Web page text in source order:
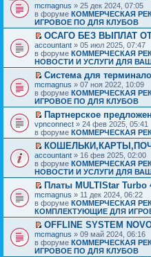
mcmagnus » 25 дек 2024, 07:05
в форуме КОММЕРЧЕСКАЯ
ИГРОВОЕ ПО ДЛЯ КЛУБОВ
ОСАГО БЕЗ ВЫПЛАТ ОТ
accountant » 05 июл 2025, 07:47
в форуме КОММЕРЧЕСКАЯ
НОВОСТИ И УСЛУГИ ДЛЯ
Система для
mcmagnus » 07 ноя 2022, 10:09
в форуме КОММЕРЧЕСКАЯ
ИГРОВОЕ ПО ДЛЯ КЛУБОВ
Партнерское
vpnconnect » 24 фев 2025, 05:41
в форуме КОММЕРЧЕСКАЯ
accountant » 16 фев 2025, 02:00
в форуме КОММЕРЧЕСКАЯ
НОВОСТИ И УСЛУГИ ДЛЯ
Платы MULTIStar Turbo
mcmagnus » 11 дек 2024, 06:22
в форуме КОММЕРЧЕСКАЯ
КОМПЛЕКТУЮЩИЕ ДЛЯ
OFFLINE SYSTEM
mcmagnus » 09 май 2024, 06:16
в форуме КОММЕРЧЕСКАЯ
ИГРОВОЕ ПО ДЛЯ КЛУБОВ